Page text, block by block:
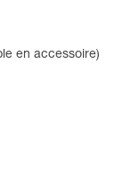
en accessoire)